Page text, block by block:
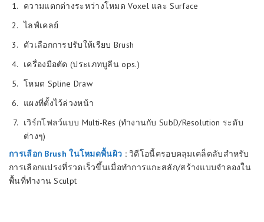
ความแตกต่างระหว่างโหมด Voxel และ Surface
ไลฟ์เคลย์
ตัวเลือกการปรับให้เรียบ Brush
เครื่องมือตัด (ประเภทบูลีน ops.)
โหมด Spline Draw
แผงที่ตั้งไว้ล่วงหน้า
เวิร์กโฟลว์แบบ Multi-Res (ทำงานกับ SubD/Resolution ระดับ
ต่างๆ)
การเลือก Brush ในโหมดพื้นผิว :วิดีโอนี้ครอบคลุมเคล็ดลับสำหรับ
การเลือกแปรงที่รวดเร็วขึ้นเมื่อทำการแกะสลัก/สร้างแบบจำลองใน
พื้นที่ทำงาน Sculpt